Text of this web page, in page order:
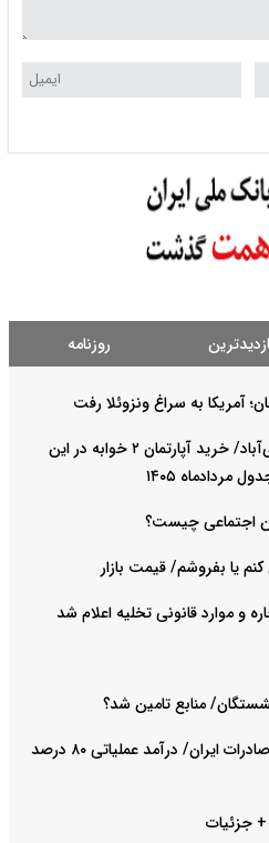
روزنامه
لیست قیمت خرید مسکن در نازی‌آباد/ خرید آپارتمان ۲ خوابه در این
بازار
اعلام شد
شد؟
تغییر مثبت در عملکرد مالی بانک صادرات ایران/ درآمد عملیاتی ۸۰ درصد